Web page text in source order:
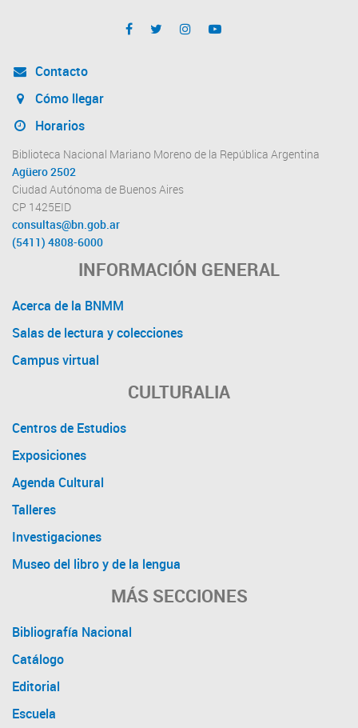
Contacto
Cómo llegar
Horarios
Biblioteca Nacional Mariano Moreno de la República Argentina
Agüero 2502
Ciudad Autónoma de Buenos Aires
CP 1425EID
consultas@bn.gob.ar
(5411) 4808-6000
INFORMACIÓN GENERAL
Acerca de la BNMM
Salas de lectura y colecciones
Campus virtual
CULTURALIA
Centros de Estudios
Exposiciones
Agenda Cultural
Talleres
Investigaciones
Museo del libro y de la lengua
MÁS SECCIONES
Bibliografía Nacional
Catálogo
Editorial
Escuela